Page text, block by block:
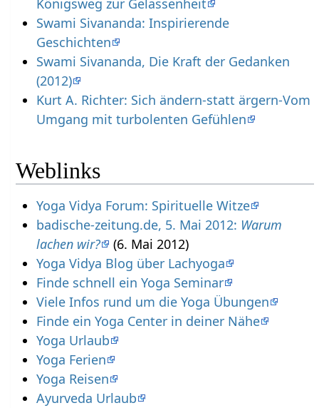
Swami Sivananda: Inspirierende
Geschichten
Swami Sivananda, Die Kraft der Gedanken
(2012)
Kurt A. Richter: Sich ändern-statt ärgern-Vom
Umgang mit turbolenten Gefühlen
Weblinks
Yoga Vidya Forum: Spirituelle Witze
badische-zeitung.de, 5. Mai 2012: Warum
lachen wir?
(6. Mai 2012)
Yoga Vidya Blog über Lachyoga
Finde schnell ein Yoga Seminar
Viele Infos rund um die Yoga Übungen
Finde ein Yoga Center in deiner Nähe
Yoga Urlaub
Yoga Ferien
Yoga Reisen
Ayurveda Urlaub